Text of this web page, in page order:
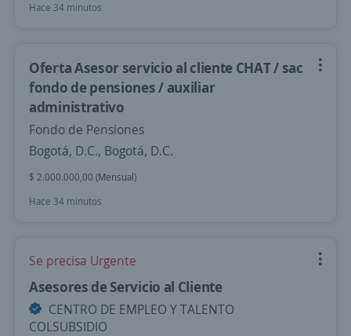
Hace 34 minutos
Oferta Asesor servicio al cliente CHAT / sac
fondo de pensiones / auxiliar
administrativo
Fondo de Pensiones
Bogotá, D.C., Bogotá, D.C.
$ 2.000.000,00 (Mensual)
Hace 34 minutos
Se precisa Urgente
Asesores de Servicio al Cliente
CENTRO DE EMPLEO Y TALENTO
COLSUBSIDIO